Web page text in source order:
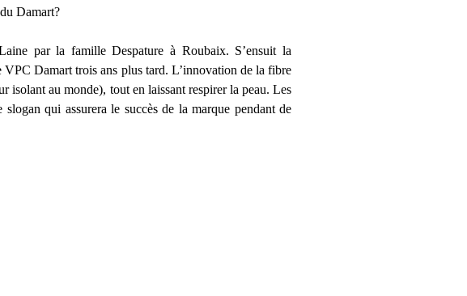
Damart?
par la famille Despature à Roubaix. S’ensuit la
Damart trois ans plus tard. L’innovation de la fibre
isolant au monde), tout en laissant respirer la peau. Les
qui assurera le succès de la marque pendant de